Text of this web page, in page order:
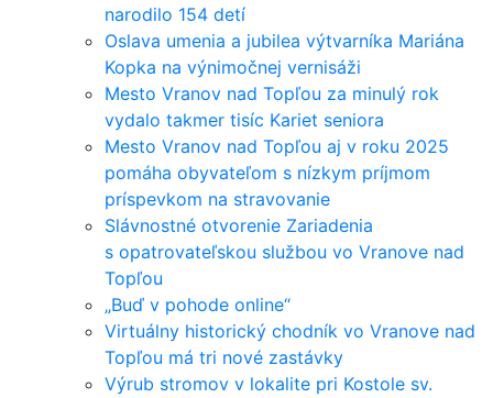
narodilo 154 detí
Oslava umenia a jubilea výtvarníka Mariána
Kopka na výnimočnej vernisáži
Mesto Vranov nad Topľou za minulý rok
vydalo takmer tisíc Kariet seniora
Mesto Vranov nad Topľou aj v roku 2025
pomáha obyvateľom s nízkym príjmom
príspevkom na stravovanie
Slávnostné otvorenie Zariadenia
s opatrovateľskou službou vo Vranove nad
Topľou
„Buď v pohode online“
Virtuálny historický chodník vo Vranove nad
Topľou má tri nové zastávky
Výrub stromov v lokalite pri Kostole sv.